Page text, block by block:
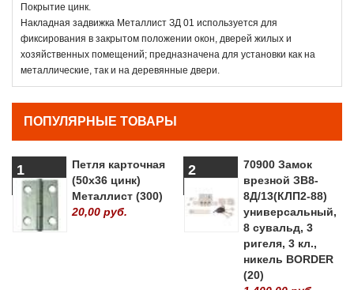
Покрытие цинк.
Накладная задвижка Металлист ЗД 01 используется для
фиксирования в закрытом положении окон, дверей жилых и
хозяйственных помещений; предназначена для установки как на
металлические, так и на деревянные двери.
ПОПУЛЯРНЫЕ ТОВАРЫ
1
Петля карточная
(50х36 цинк)
Металлист (300)
20,00 руб.
2
70900 Замок
врезной ЗВ8-
8Д/13(КЛП2-88)
универсальный,
8 сувальд, 3
ригеля, 3 кл.,
никель BORDER
(20)